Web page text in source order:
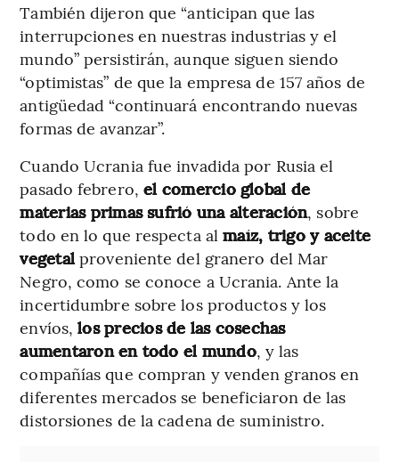
También dijeron que “anticipan que las
interrupciones en nuestras industrias y el
mundo” persistirán, aunque siguen siendo
“optimistas” de que la empresa de 157 años de
antigüedad “continuará encontrando nuevas
formas de avanzar”.
Cuando Ucrania fue invadida por Rusia el
pasado febrero, el comercio global de
materias primas sufrió una alteración, sobre
todo en lo que respecta al maíz, trigo y aceite
vegetal proveniente del granero del Mar
Negro, como se conoce a Ucrania. Ante la
incertidumbre sobre los productos y los
envíos,los precios de las cosechas
aumentaron en todo el mundo, y las
compañías que compran y venden granos en
diferentes mercados se beneficiaron de las
distorsiones de la cadena de suministro.